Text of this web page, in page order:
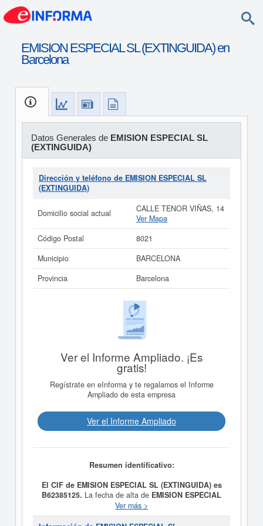
EMISION ESPECIAL SL (EXTINGUIDA) en
Barcelona
Datos Generales de EMISION ESPECIAL SL
(EXTINGUIDA)
Dirección y teléfono de EMISION ESPECIAL SL
(EXTINGUIDA)
Domicilio social actual
CALLE TENOR VIÑAS, 14
Ver Mapa
Código Postal
8021
Municipio
BARCELONA
Provincia
Barcelona
Ver el Informe Ampliado. ¡Es
gratis!
Regístrate en eInforma y te regalamos el Informe
Ampliado de esta empresa
Ver el Informe Ampliado
Resumen identificativo:
El CIF de EMISION ESPECIAL SL (EXTINGUIDA) es
B62385125. La fecha de alta de EMISION ESPECIAL
fue el día 11/10/2000, constituyendo
su meta como LA CREACION, DISENO, ASESORIA Y
Ver más >